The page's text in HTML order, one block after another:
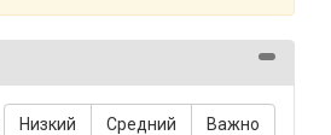
Низкий Средний Важно